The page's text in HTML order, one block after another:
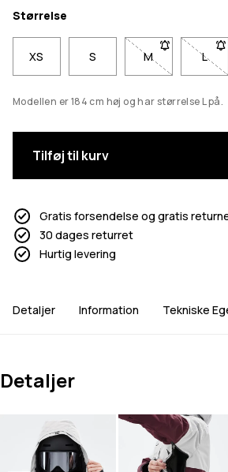
Størrelse
XS S M- Størrelse M
L-
Modellen er 184 cm høj og har størrelse L på.
Tilføj til kurv
Gratis forsendelse og gratis
30 dages returret
Hurtig levering
Detaljer Information Tekniske
Detaljer